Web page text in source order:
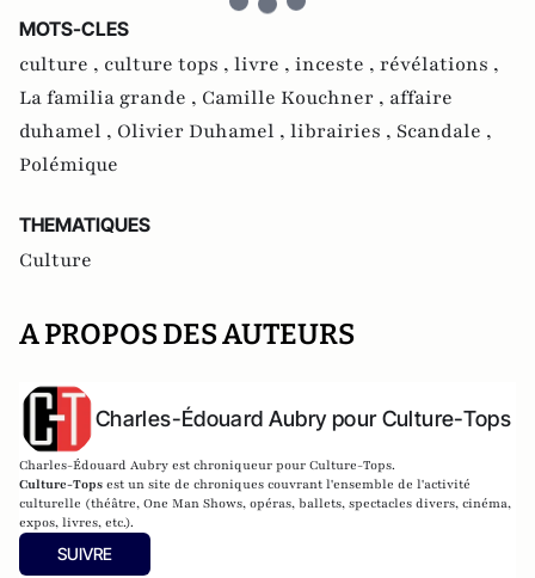
MOTS-CLES
culture , culture tops , livre , inceste , révélations ,
La familia grande , Camille Kouchner , affaire
duhamel , Olivier Duhamel , librairies , Scandale ,
Polémique
THEMATIQUES
Culture
A PROPOS DES AUTEURS
Charles-Édouard Aubry pour Culture-Tops
Charles-Édouard Aubry est chroniqueur pour Culture-Tops.
Culture-Tops est un site de chroniques couvrant l'ensemble de l'activité
culturelle (théâtre, One Man Shows, opéras, ballets, spectacles divers, cinéma,
expos, livres, etc.).
SUIVRE